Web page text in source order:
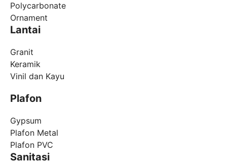
Polycarbonate
Ornament
Lantai
Granit
Keramik
Vinil dan Kayu
Plafon
Gypsum
Plafon Metal
Plafon PVC
Sanitasi